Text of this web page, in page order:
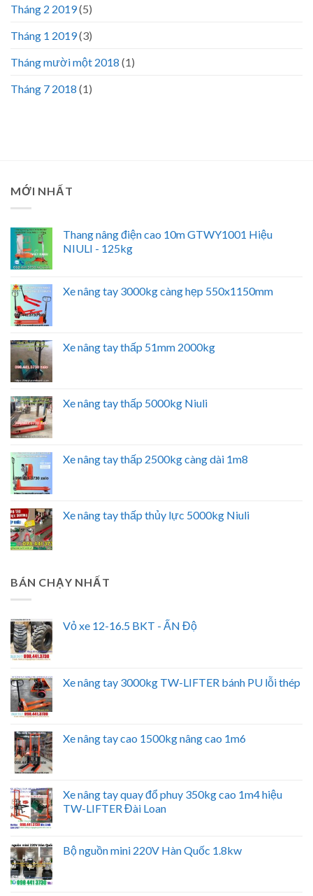
Tháng 2 2019(5)
Tháng 1 2019(3)
Tháng mười một 2018 (1)
Tháng 7 2018 (1)
MỚI NHẤT
Thang nâng điện cao 10m GTWY1001 Hiệu
NIULI - 125kg
Xe nâng tay 3000kg càng hẹp 550x1150mm
Xe nâng tay thấp 51mm 2000kg
Xe nâng tay thấp 5000kg Niuli
Xe nâng tay thấp 2500kg càng dài 1m8
Xe nâng tay thấp thủy lực 5000kg Niuli
BÁN CHẠY NHẤT
Vỏ xe 12-16.5 BKT - ẤN Độ
Xe nâng tay 3000kg TW-LIFTER bánh PU lỗi thép
Xe nâng tay cao 1500kg nâng cao 1m6
Xe nâng tay quay đổ phuy 350kg cao 1m4 hiệu
TW-LIFTER Đài Loan
Bộ nguồn mini 220V Hàn Quốc 1.8kw